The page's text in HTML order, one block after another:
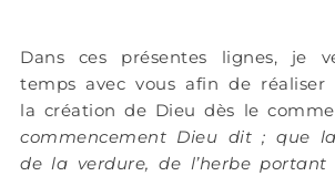
Dans ces présentes lignes, je
temps avec vous afin de réaliser
la création de Dieu dès le
commencement Dieu dit ; que
de la verdure, de l’herbe portant